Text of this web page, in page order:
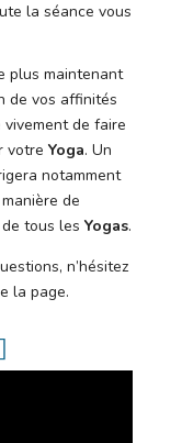
la séance vous
plus maintenant
de vos affinités
de faire
votre Yoga. Un
notamment
de
tous les Yogas.
n’hésitez
la page.